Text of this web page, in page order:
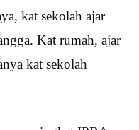
kat sekolah ajar
Kat rumah, ajar
kat sekolah